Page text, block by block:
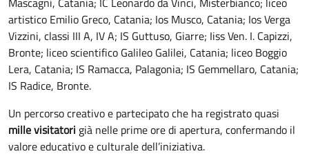
artistico Emilio Greco, Catania; Ios Musco, Catania; Ios Verga
Vizzini, classi III A, IV A; IS Guttuso, Giarre; Iiss Ven. I. Capizzi,
Bronte; liceo scientifico Galileo Galilei, Catania; liceo Boggio
Lera, Catania; IS Ramacca, Palagonia; IS Gemmellaro, Catania;
IS Radice, Bronte.
Un percorso creativo e partecipato che ha registrato quasi
mille visitatori già nelle prime ore di apertura, confermando il
valore educativo e culturale dell’iniziativa.